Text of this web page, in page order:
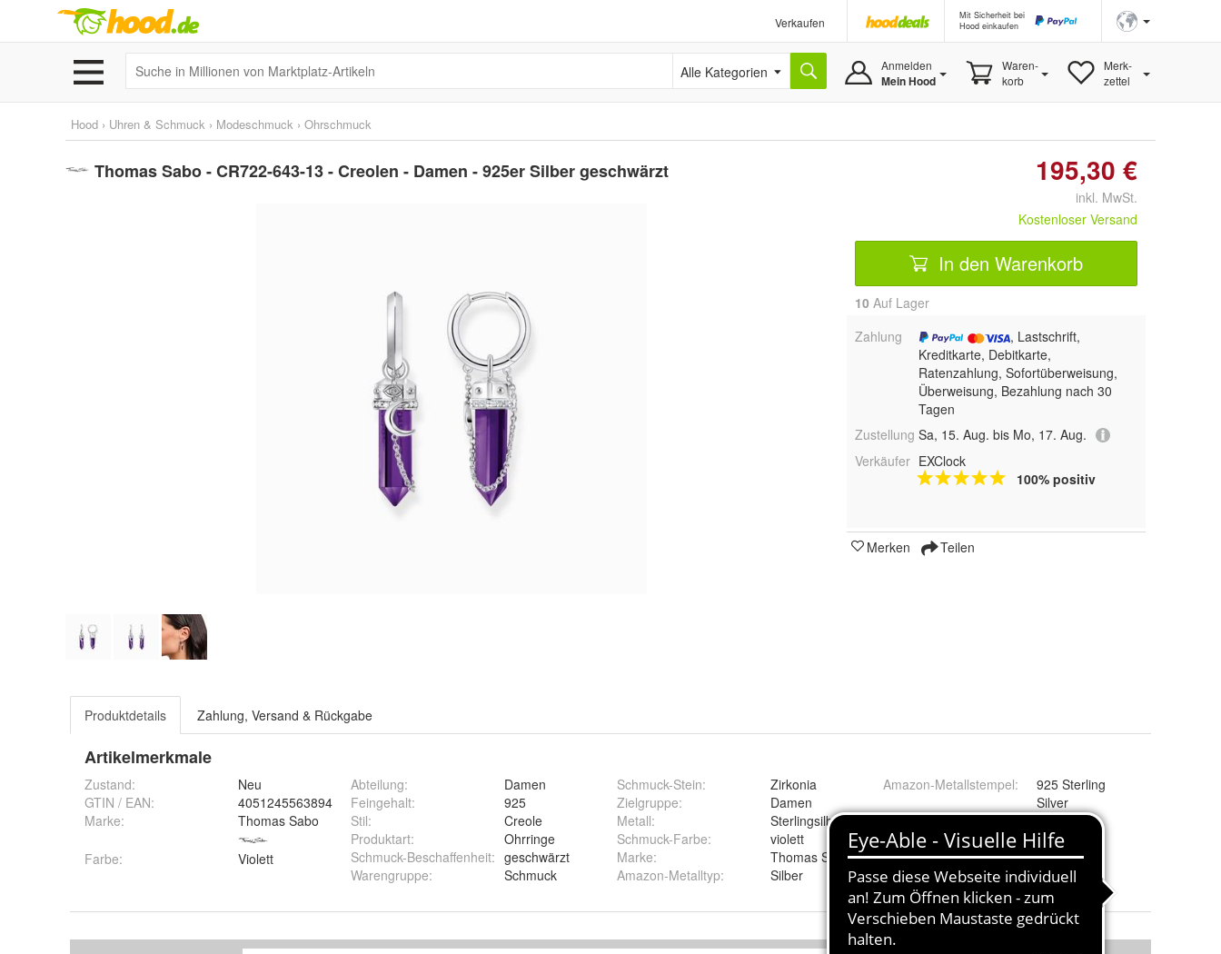
Verkaufen
Mit Sicherheit bei
Hood einkaufen
Alle Kategorien Anmelden
Mein Hood
Waren-
korb
Merk-
zettel
Hood › Uhren & Schmuck › Modeschmuck › Ohrschmuck
Thomas Sabo - CR722-643-13 - Creolen - Damen - 925er Silber geschwärzt 195,30 €
inkl. MwSt.
Kostenloser Versand
In den Warenkorb
10 Auf Lager
Zahlung
, Lastschrift,
Kreditkarte, Debitkarte,
Ratenzahlung, Sofortüberweisung,
Überweisung, Bezahlung nach 30
Tagen
Zustellung Sa, 15. Aug. bis Mo, 17. Aug.
Verkäufer EXClock
100% positiv
Merken Teilen
Produktdetails Zahlung, Versand & Rückgabe
Artikelmerkmale
Zustand:
Neu
GTIN / EAN:
4051245563894
Marke:
Thomas Sabo
Farbe: Violett
Abteilung:
Damen
Feingehalt:
925
Stil:
Creole
Produktart:
Ohrringe
Schmuck-Beschaffenheit: geschwärzt
Warengruppe: Schmuck
Schmuck-Stein:
Zirkonia
Zielgruppe:
Damen
Metall:
Sterlingsilber
Schmuck-Farbe:
violett
Marke:
Thomas Sabo
Amazon-Metalltyp: Silber
Amazon-Metallstempel:
925 Sterling
Silver
Herstellungsland und -
region:
Thailand